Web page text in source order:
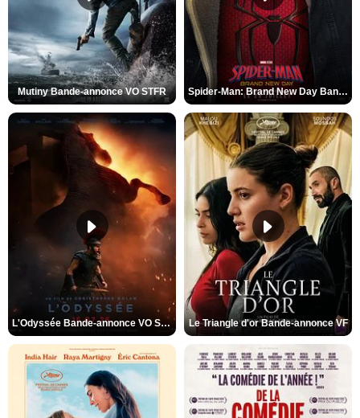
Mutiny Bande-annonce VO STFR Spider-Man: Brand New Day Bande-annonce VO STFR
L'Odyssée Bande-annonce VO STFR Le Triangle d'or Bande-annonce VF